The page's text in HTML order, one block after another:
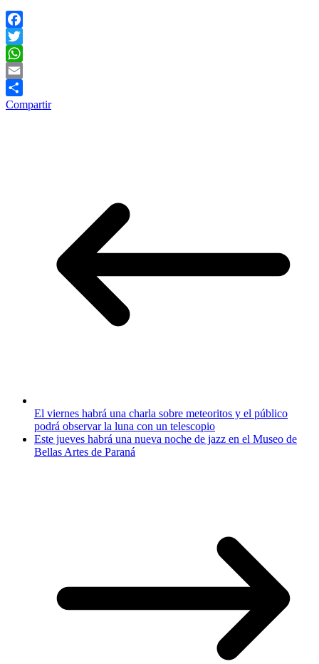
Facebook
Twitter
WhatsApp
Email
Compartir
El viernes habrá una charla sobre meteoritos y el público
podrá observar la luna con un telescopio
Este jueves habrá una nueva noche de jazz en el Museo de
Bellas Artes de Paraná